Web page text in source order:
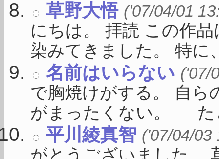
草野大悟 ('07/04/01
にちは。 拝読 この作
染みてきました。 特に
名前はいらない ('07/
で胸焼けがする。 自ら
がまったくない。 た
平川綾真智 ('07/04/03